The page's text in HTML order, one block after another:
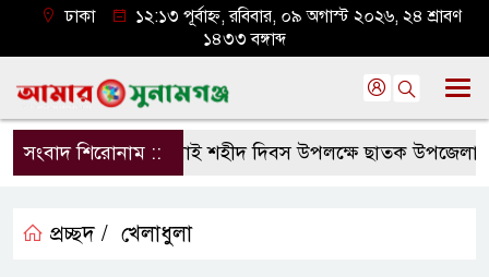
ঢাকা
১২:১৩ পূর্বাহ্ন, রবিবার, ০৯ অগাস্ট ২০২৬, ২৪ শ্রাবণ
১৪৩৩ বঙ্গাব্দ
সংবাদ শিরোনাম ::জুলাই শহীদ দিবস উপলক্ষে ছাতক উপজেলা
প্রচ্ছদ / খেলাধুলা